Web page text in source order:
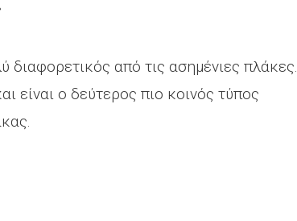
από τις ασημένιες πλάκες.
είναι ο δεύτερος πιο κοινός τύπος